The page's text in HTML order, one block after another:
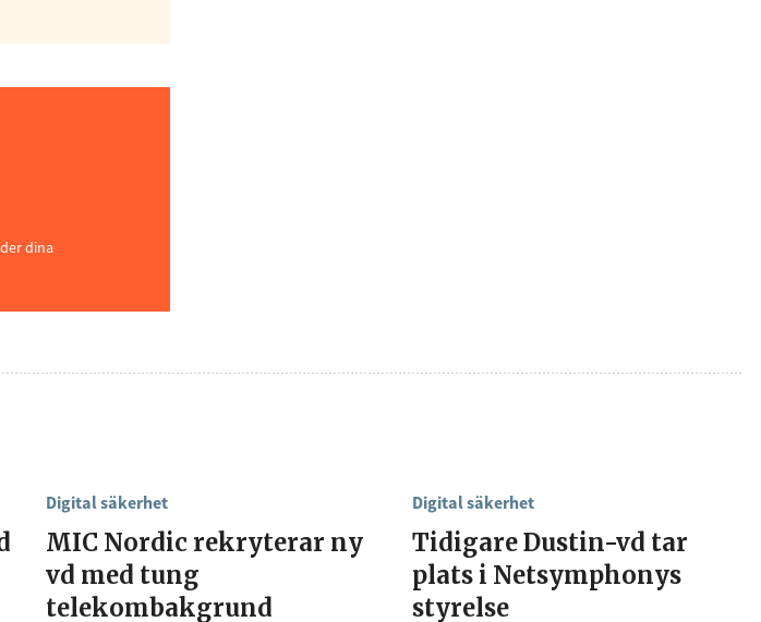
dina
Digital säkerhet
MIC Nordic rekryterar ny
vd med tung
telekombakgrund
Digital säkerhet
Tidigare Dustin-vd tar
plats i Netsymphonys
styrelse